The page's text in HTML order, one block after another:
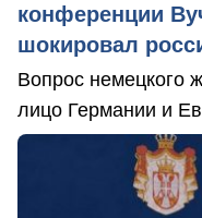
конференции
шокировал
Вопрос немецкого
лицо Германии и